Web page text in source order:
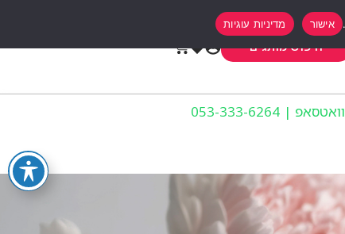
חיפוש מותגים
וואטסאפ | 053-333-6264
אישור מדיניות עוגיות